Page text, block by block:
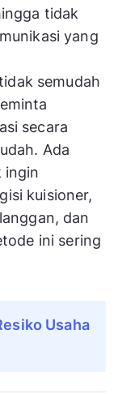
tidak
yang
semudah
secara
Ada
ingin
kuisioner,
dan
ini sering
Usaha